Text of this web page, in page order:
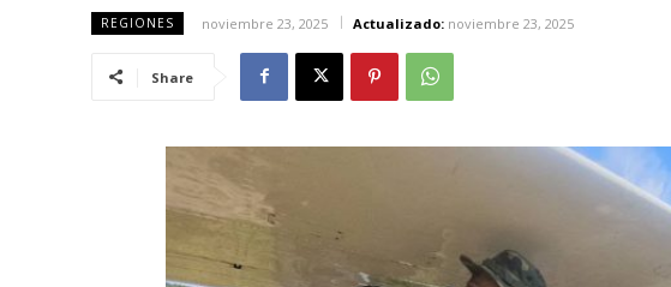
REGIONES noviembre 23, 2025 Actualizado: noviembre 23, 2025
Share